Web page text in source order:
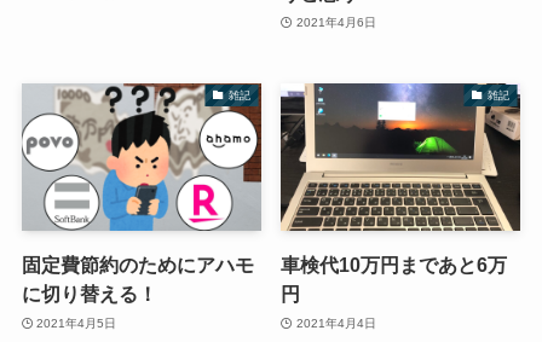
2021年4月6日
雑記
固定費節約のためにアハモ
に切り替える！
2021年4月5日
雑記
車検代10万円まであと6万
円
2021年4月4日